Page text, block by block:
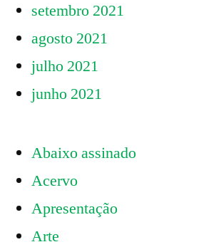
setembro 2021
agosto 2021
julho 2021
junho 2021
Abaixo assinado
Acervo
Apresentação
Arte